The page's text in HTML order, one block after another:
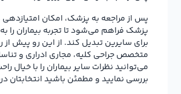
پس از مراجعه به پزشک، امکان امتیازدهی
پزشک فراهم می‌شود تا تجربه بیماران را
برای سایرین تبدیل کند. از این رو پیش از
متخصص جراحی کلیه، مجاری ادراری و
می‌توانید نظرات سایر بیماران را با خیال
بررسی نمایید و مطمئن باشید